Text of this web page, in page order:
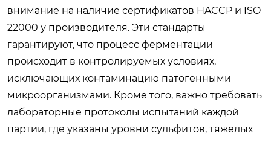
внимание на наличие сертификатов HACCP и ISO
22000 у производителя. Эти стандарты
гарантируют, что процесс ферментации
происходит в контролируемых условиях,
исключающих контаминацию патогенными
микроорганизмами. Кроме того, важно требовать
лабораторные протоколы испытаний каждой
партии, где указаны уровни сульфитов, тяжелых